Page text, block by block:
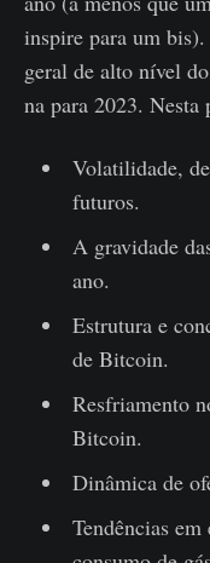
inspire para um
geral de alto nível
na para 2023. Nesta
Volatilidade,
futuros.
A gravidade
ano.
Estrutura e
de Bitcoin.
Resfriamento
Bitcoin.
Dinâmica de
Tendências